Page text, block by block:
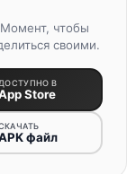
чтобы
своими.
ДОСТУПНО В
Store
файл